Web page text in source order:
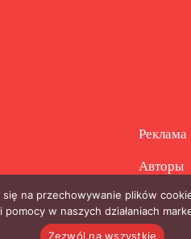
Реклама
Авторы
na przechowywanie plików
pomocy w naszych działaniach
Zezwól na wszystkie